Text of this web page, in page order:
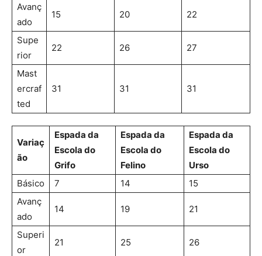
Avanç
ado
15 20 22
Supe
rior
22 26 27
Mast
ercraf
ted
31 31 31
Variaç
ão
Espada da
Escola do
Grifo
Espada da
Escola do
Felino
Espada da
Escola do
Urso
Básico
7 14
15
Avanç
ado
14 19 21
Superi
or
21 25 26